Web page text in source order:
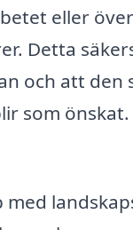
eller
Detta
och att den
som önskat.
med